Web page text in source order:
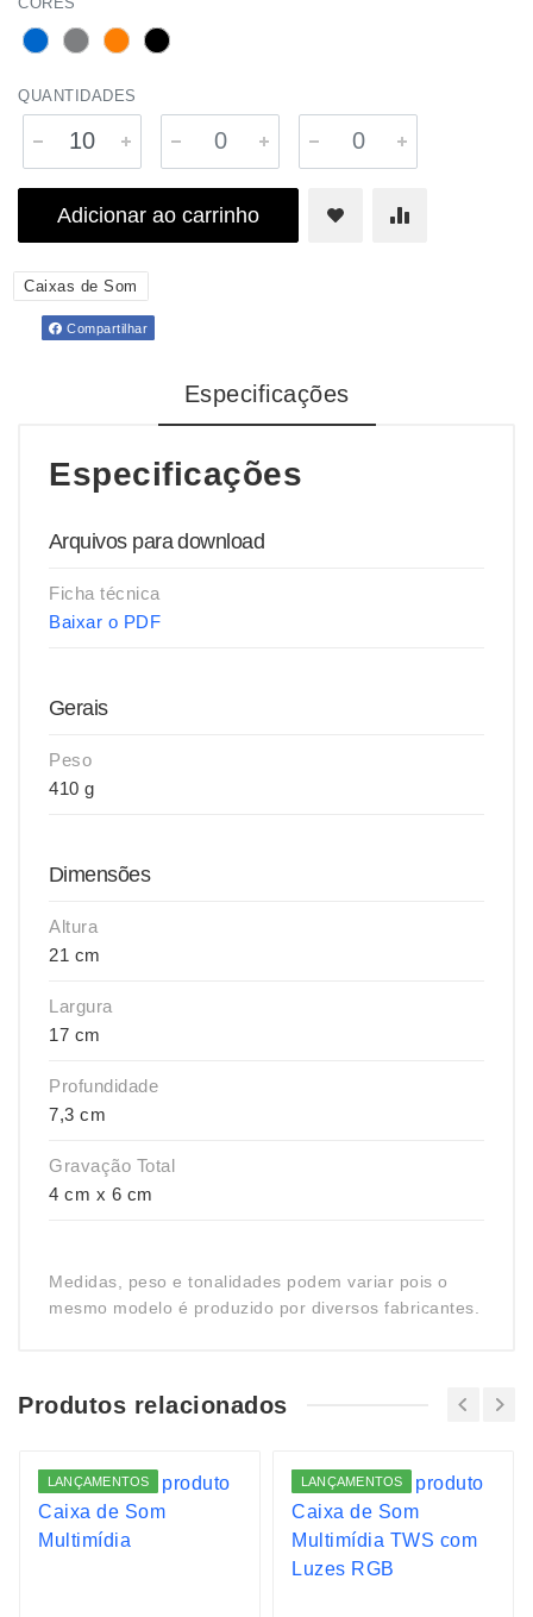
QUANTIDADES
Adicionar ao carrinho
Caixas de Som
Compartilhar
Especificações
Especificações
Arquivos para download
Ficha técnica
Baixar o PDF
Gerais
Peso
410 g
Dimensões
Altura
21 cm
Largura
17 cm
Profundidade
7,3 cm
Gravação Total
4 cm x 6 cm
Medidas, peso e tonalidades podem variar pois o
mesmo modelo é produzido por diversos fabricantes.
Produtos relacionados
LANÇAMENTOS LANÇAMENTOS